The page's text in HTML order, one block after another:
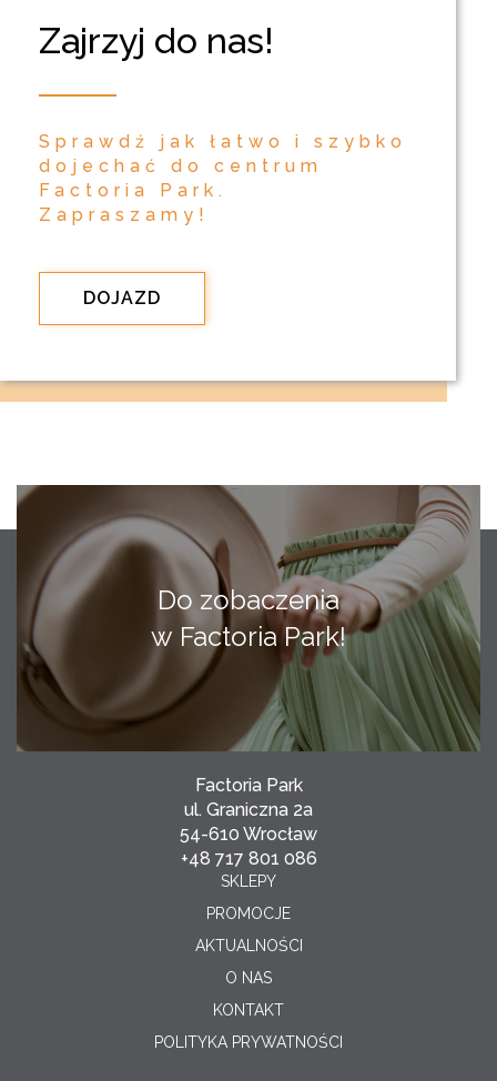
Zajrzyj do nas!
Sprawdź jak łatwo i szybko
dojechać do centrum
Factoria Park.
Zapraszamy!
DOJAZD
Do zobaczenia
w Factoria Park!
Factoria Park
ul. Graniczna 2a
54-610 Wrocław
+48 717 801 086
SKLEPY
PROMOCJE
AKTUALNOŚCI
O NAS
KONTAKT
POLITYKA PRYWATNOŚCI